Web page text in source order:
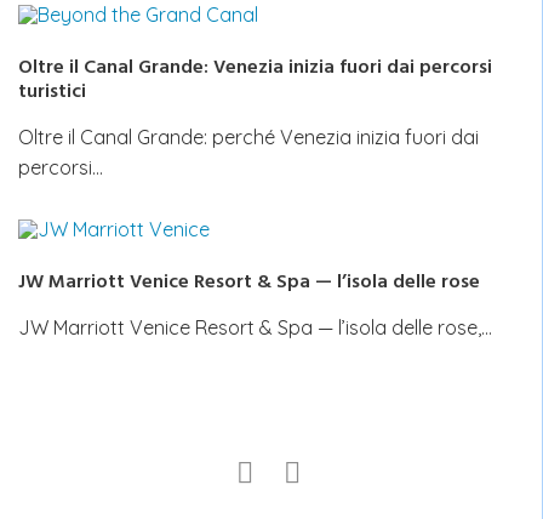
Oltre il Canal Grande: Venezia inizia fuori dai percorsi
turistici
Oltre il Canal Grande: perché Venezia inizia fuori dai
percorsi…
JW Marriott Venice Resort & Spa — l’isola delle rose
JW Marriott Venice Resort & Spa — l’isola delle rose,…